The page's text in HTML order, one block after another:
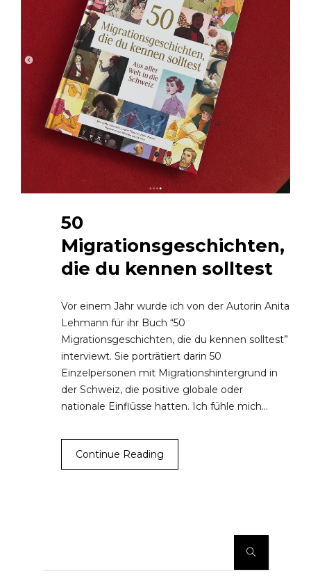
50
Migrationsgeschichten,
die du kennen solltest
Vor einem Jahr wurde ich von der Autorin Anita
Lehmann für ihr Buch “50
Migrationsgeschichten, die du kennen solltest”
interviewt. Sie porträtiert darin 50
Einzelpersonen mit Migrationshintergrund in
der Schweiz, die positive globale oder
nationale Einflüsse hatten. Ich fühle mich…
Continue Reading